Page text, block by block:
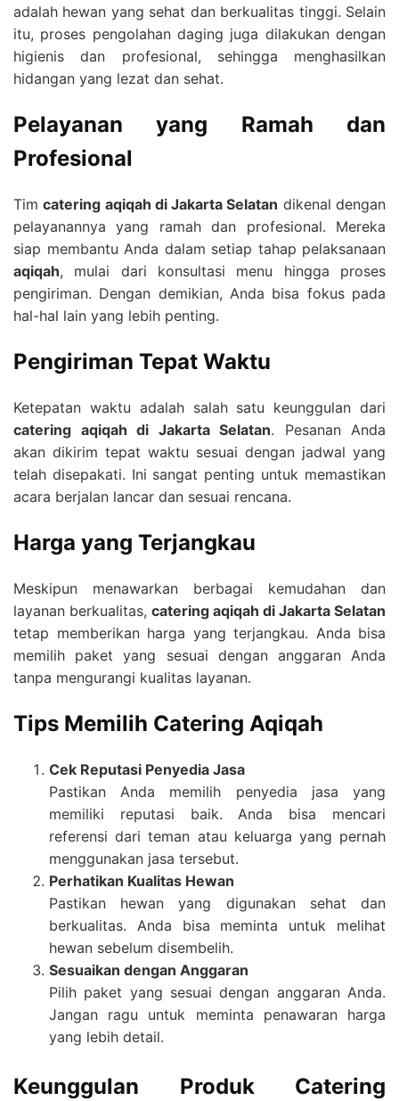
adalah hewan yang sehat dan berkualitas tinggi. Selain
itu, proses pengolahan daging juga dilakukan dengan
higienis dan profesional, sehingga menghasilkan
hidangan yang lezat dan sehat.
Pelayanan yang Ramah dan
Profesional
Timcatering aqiqah di Jakarta Selatan dikenal dengan
pelayanannya yang ramah dan profesional. Mereka
siap membantu Anda dalam setiap tahap pelaksanaan
aqiqah, mulai dari konsultasi menu hingga proses
pengiriman. Dengan demikian, Anda bisa fokus pada
hal-hal lain yang lebih penting.
Pengiriman Tepat Waktu
Ketepatan waktu adalah salah satu keunggulan dari
catering aqiqah di Jakarta Selatan. Pesanan Anda
akan dikirim tepat waktu sesuai dengan jadwal yang
telah disepakati. Ini sangat penting untuk memastikan
acara berjalan lancar dan sesuai rencana.
Harga yang Terjangkau
Meskipun menawarkan berbagai kemudahan dan
layanan berkualitas, catering aqiqah di Jakarta Selatan
tetap memberikan harga yang terjangkau. Anda bisa
memilih paket yang sesuai dengan anggaran Anda
tanpa mengurangi kualitas layanan.
Tips Memilih Catering Aqiqah
Cek Reputasi Penyedia Jasa
Pastikan Anda memilih penyedia jasa yang
memiliki reputasi baik. Anda bisa mencari
referensi dari teman atau keluarga yang pernah
menggunakan jasa tersebut.
Perhatikan Kualitas Hewan
Pastikan hewan yang digunakan sehat dan
berkualitas. Anda bisa meminta untuk melihat
hewan sebelum disembelih.
Sesuaikan dengan Anggaran
Pilih paket yang sesuai dengan anggaran Anda.
Jangan ragu untuk meminta penawaran harga
yang lebih detail.
Keunggulan Produk Catering